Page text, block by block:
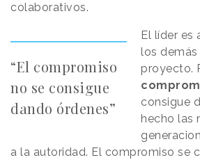
colaborativos.
“El compromiso
no se consigue
dando órdenes”
El líder es
los demás
proyecto.
consigue
hecho las
a la autoridad. El compromiso se